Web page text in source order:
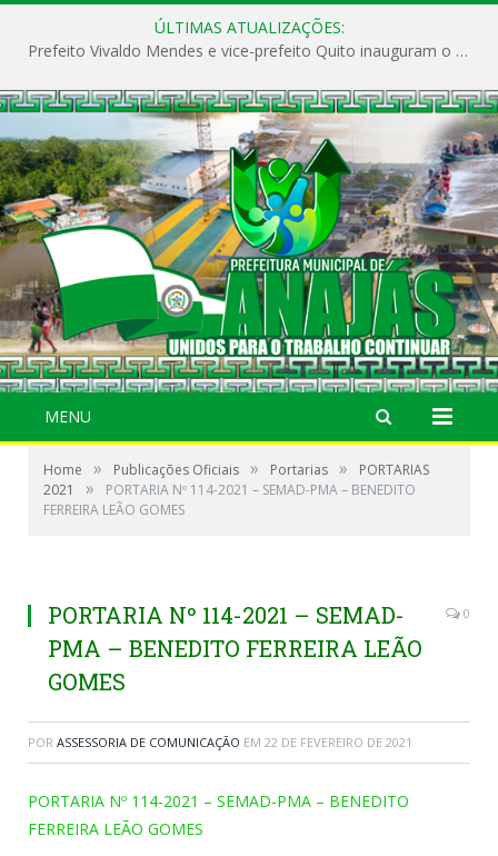
ÚLTIMAS ATUALIZAÇÕES:
Prefeito Vivaldo Mendes e vice-prefeito Quito inauguram o CAPS e fortalecem a saúde pública em Anajás.
MENU
Home » Publicações Oficiais » Portarias »
PORTARIAS
2021
»
PORTARIA Nº 114-2021 – SEMAD-PMA – BENEDITO
FERREIRA LEÃO GOMES
PORTARIA Nº 114-2021 – SEMAD-
PMA – BENEDITO FERREIRA LEÃO
GOMES
0
POR ASSESSORIA DE COMUNICAÇÃO EM 22 DE FEVEREIRO DE 2021
PORTARIA Nº 114-2021 – SEMAD-PMA – BENEDITO
FERREIRA LEÃO GOMES